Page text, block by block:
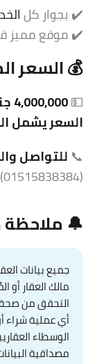
✔️ بجوار كل
✔️ موقع مميز
💰 السعر
💵4,000,000 جنيه
السعر يشمل
📞 للتواصل
(01515838384)
🔔
جميع بيانات
مالك العقار
التحقق من صحة
أي عملية شراء
الوسطاء
مصداقية